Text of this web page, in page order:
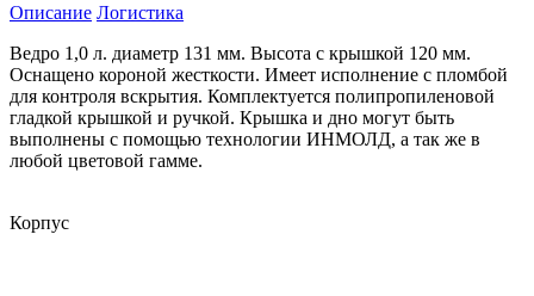
Описание Логистика
Ведро 1,0 л. диаметр 131 мм. Высота с крышкой 120 мм.
Оснащено короной жесткости. Имеет исполнение с пломбой
для контроля вскрытия. Комплектуется полипропиленовой
гладкой крышкой и ручкой. Крышка и дно могут быть
выполнены с помощью технологии ИНМОЛД, а так же в
любой цветовой гамме.
Корпус